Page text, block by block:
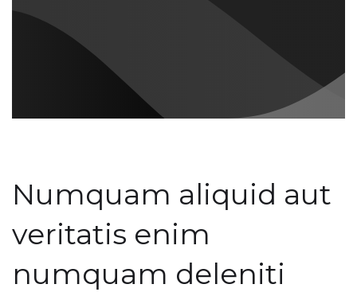
Numquam aliquid aut
veritatis enim
numquam deleniti